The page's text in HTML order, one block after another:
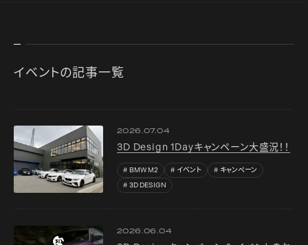
イベントの記事一覧
2026.07.04
3D Design 1Dayキャンペーン大盛況！！
BMW M2 イベント
キャンペーン
3D DESIGN
2026.06.04